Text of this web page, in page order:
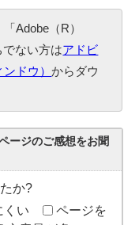
Adobe（R）
ない方はアドビ
ンドウ）からダウ
ージのご感想をお聞
か?
くい
ページを